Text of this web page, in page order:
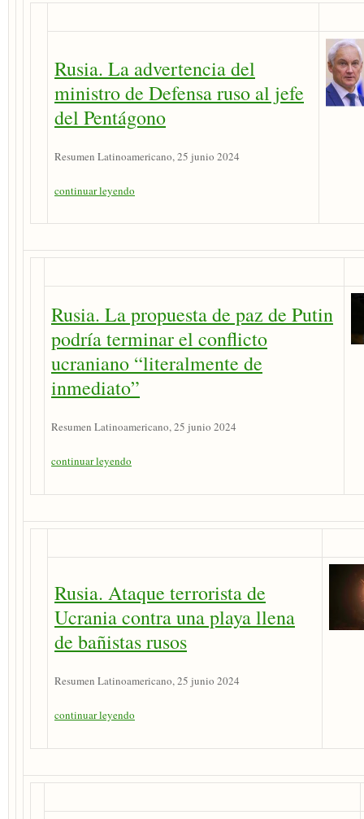
Rusia. La advertencia del
ministro de Defensa ruso al jefe
del Pentágono
Resumen Latinoamericano, 25 junio 2024
continuar leyendo
Rusia. La propuesta de paz de Putin
podría terminar el conflicto
ucraniano “literalmente de
inmediato”
Resumen Latinoamericano, 25 junio 2024
continuar leyendo
Rusia. Ataque terrorista de
Ucrania contra una playa llena
de bañistas rusos
Resumen Latinoamericano, 25 junio 2024
continuar leyendo